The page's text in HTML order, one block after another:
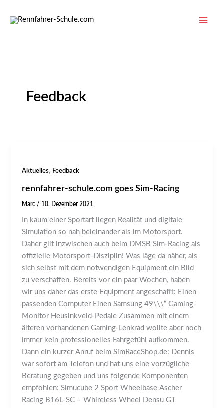
Inhalt
Feedback
Aktuelles, Feedback
rennfahrer-schule.com goes Sim-Racing
Marc / 10. Dezember 2021
In kaum einer Sportart liegen Realität und digitale
Simulation so nah beieinander als im Motorsport.
Daher gilt inzwischen auch beim DMSB Sim-Racing als
offizielle Motorsport-Disziplin! Was läge da näher, als
sich selbst mit dem notwendigen Equipment ein Bild
zu verschaffen. Bereits vor ein paar Wochen, haben
wir uns daher das erste Equipment angeschafft: Einen
passenden Computer Einen Samsung 49\\\“ Gaming-
Monitor Heusinkveld-Pedale Zusammen mit einem
älteren vorhandenen Gaming-Lenkrad wollte aber noch
immer kein professionelles Fahrgefühl aufkommen.
Dann ein kurzer Anruf beim SimRaceShop.de: Dennis
war sofort am Telefon und hat uns eine vorzügliche
Beratung gegeben und uns folgende Komponenten
empfohlen: Simucube 2 Sport Wheelbase Ascher
Racing B16L-SC – Whireless Wheel Densu GT